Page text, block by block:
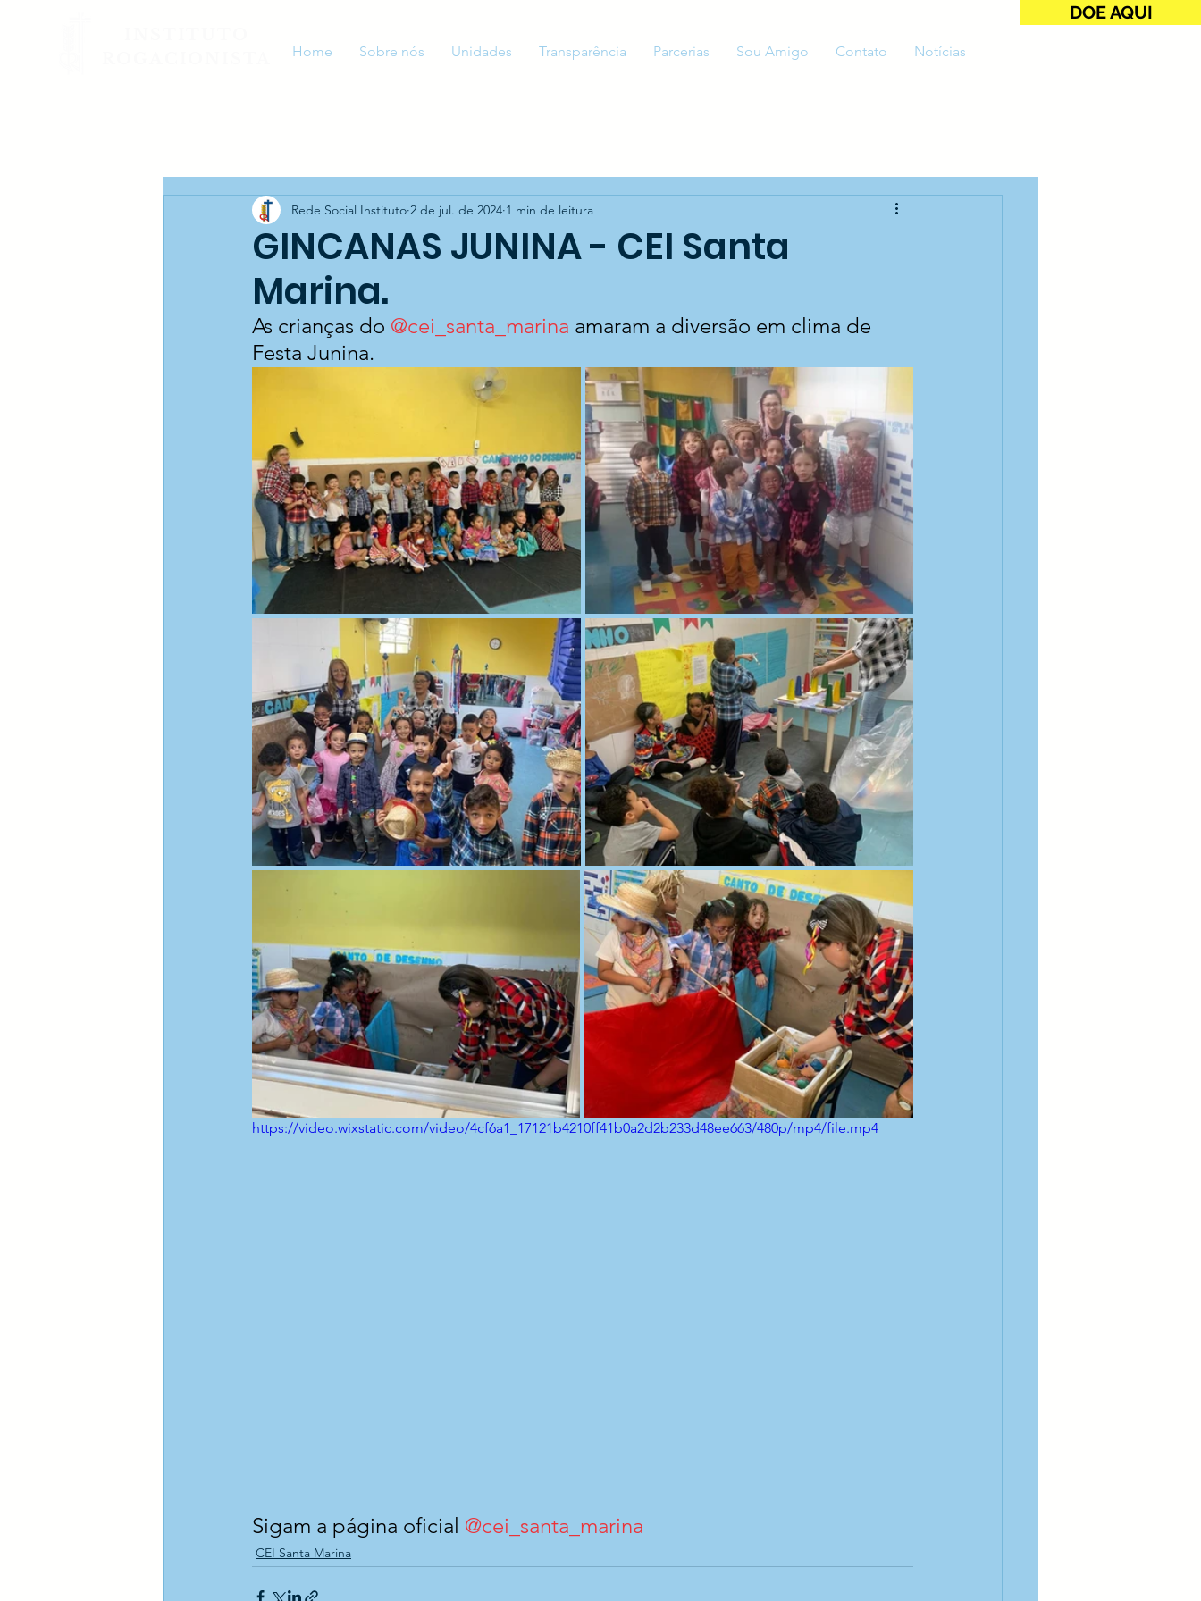
DOE AQUI
Home Sobre nós Unidades Transparência Parcerias Sou Amigo Contato Notícias
GINCANAS JUNINA - CEI Santa
Marina.
Rede Social Instituto 2 de jul. de 2024 1 min de leitura
As crianças do @cei_santa_marina amaram a diversão em clima de
Festa Junina.
https://video.wixstatic.com/video/4cf6a1_17121b4210ff41b0a2d2b233d48ee663/480p/mp4/file.mp4
Sigam a página oficial @cei_santa_marina
CEI Santa Marina